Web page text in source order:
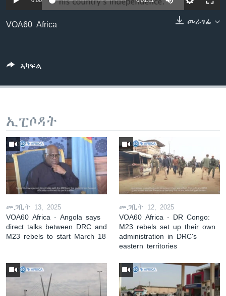
ቂሔ ጽልሚ
ቋንቋታት መራገፊ
VOA60 Africa
ኣካፍል
ኢፒሶዳት
መጋቢት 13, 2025
VOA60 Africa - Angola says
direct talks between DRC and
M23 rebels to start March 18
መጋቢት 12, 2025
VOA60 Africa - DR Congo:
M23 rebels set up their own
administration in DRC's
eastern territories